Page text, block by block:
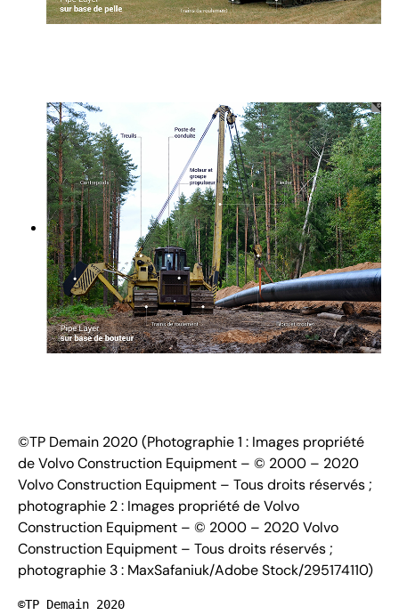
©TP Demain 2020 (Photographie 1 : Images propriété
de Volvo Construction Equipment – © 2000 – 2020
Volvo Construction Equipment – Tous droits réservés ;
photographie 2 : Images propriété de Volvo
Construction Equipment – © 2000 – 2020 Volvo
Construction Equipment – Tous droits réservés ;
photographie 3 : MaxSafaniuk/Adobe Stock/295174110)
©TP Demain 2020